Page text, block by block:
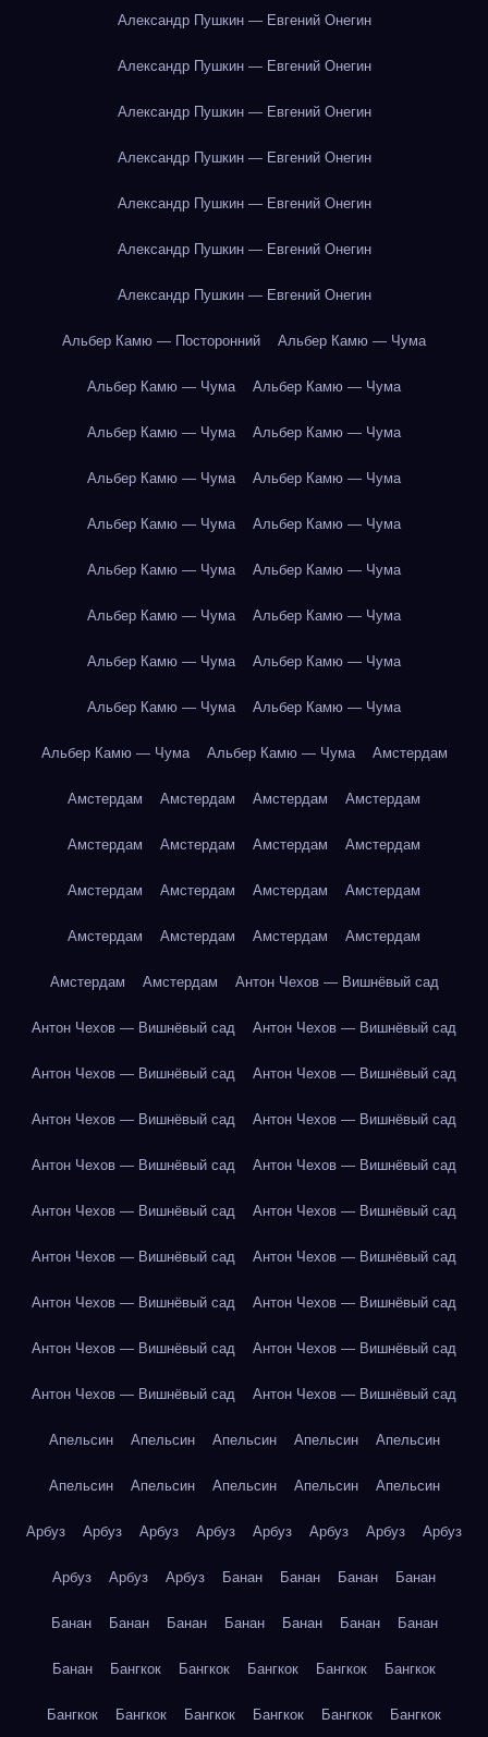
Александр Пушкин — Евгений Онегин
Александр Пушкин — Евгений Онегин
Александр Пушкин — Евгений Онегин
Александр Пушкин — Евгений Онегин
Александр Пушкин — Евгений Онегин
Александр Пушкин — Евгений Онегин
Александр Пушкин — Евгений Онегин
Альбер Камю — Посторонний Альбер Камю — Чума
Альбер Камю — Чума Альбер Камю — Чума
Альбер Камю — Чума Альбер Камю — Чума
Альбер Камю — Чума Альбер Камю — Чума
Альбер Камю — Чума Альбер Камю — Чума
Альбер Камю — Чума Альбер Камю — Чума
Альбер Камю — Чума Альбер Камю — Чума
Альбер Камю — Чума Альбер Камю — Чума
Альбер Камю — Чума Альбер Камю — Чума
Альбер Камю — Чума Альбер Камю — Чума Амстердам
Амстердам Амстердам Амстердам Амстердам
Амстердам Амстердам Амстердам Амстердам
Амстердам Амстердам Амстердам Амстердам
Амстердам Амстердам Амстердам Амстердам
Амстердам Амстердам Антон Чехов — Вишнёвый сад
Антон Чехов — Вишнёвый сад Антон Чехов — Вишнёвый сад
Антон Чехов — Вишнёвый сад Антон Чехов — Вишнёвый сад
Антон Чехов — Вишнёвый сад Антон Чехов — Вишнёвый сад
Антон Чехов — Вишнёвый сад Антон Чехов — Вишнёвый сад
Антон Чехов — Вишнёвый сад Антон Чехов — Вишнёвый сад
Антон Чехов — Вишнёвый сад Антон Чехов — Вишнёвый сад
Антон Чехов — Вишнёвый сад Антон Чехов — Вишнёвый сад
Антон Чехов — Вишнёвый сад Антон Чехов — Вишнёвый сад
Антон Чехов — Вишнёвый сад Антон Чехов — Вишнёвый сад
Апельсин Апельсин Апельсин Апельсин Апельсин
Апельсин Апельсин Апельсин Апельсин Апельсин
Арбуз Арбуз Арбуз Арбуз Арбуз Арбуз Арбуз Арбуз
Арбуз Арбуз Арбуз Банан Банан Банан Банан
Банан Банан Банан Банан Банан Банан Банан
Банан Бангкок Бангкок Бангкок Бангкок Бангкок
Бангкок Бангкок Бангкок Бангкок Бангкок Бангкок